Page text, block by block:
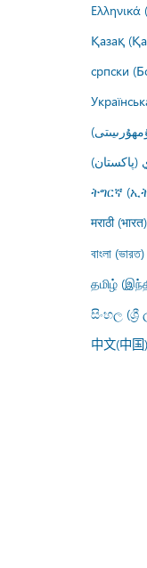
Қазақ
српски
(پاکستان)
ትግርኛ
मराठी (भारत)
বাংলা (ভারত)
தமிழ்
සිංහල (ශ්‍රී
中文(中国)